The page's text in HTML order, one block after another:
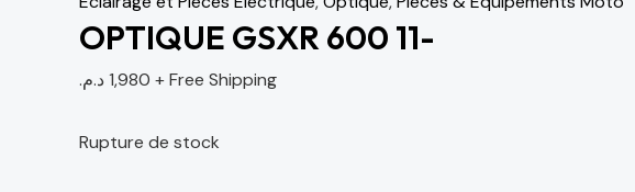
OPTIQUE GSXR 600 11-
1,980د.م. + Free Shipping
Rupture de stock